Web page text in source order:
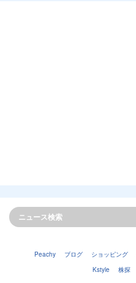
Peachy ブログ ショッピング
Kstyle
株探